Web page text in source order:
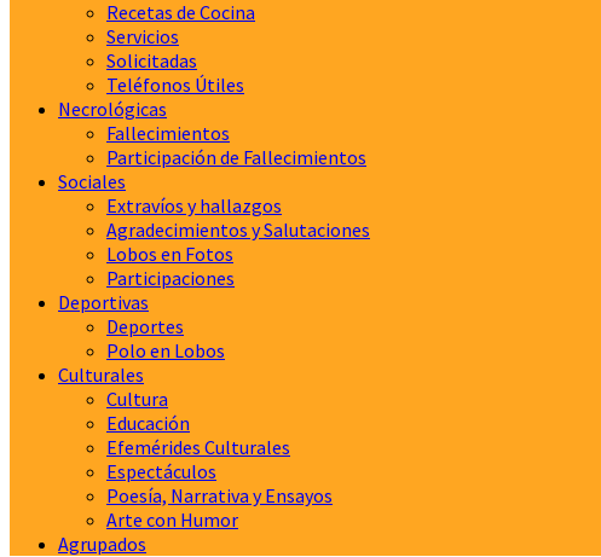
Recetas de Cocina
Servicios
Solicitadas
Teléfonos Útiles
Necrológicas
Fallecimientos
Participación de Fallecimientos
Sociales
Extravíos y hallazgos
Agradecimientos y Salutaciones
Lobos en Fotos
Participaciones
Deportivas
Deportes
Polo en Lobos
Culturales
Cultura
Educación
Efemérides Culturales
Espectáculos
Poesía, Narrativa y Ensayos
Arte con Humor
Agrupados